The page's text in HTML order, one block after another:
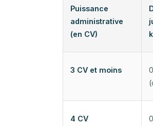
Puissance
administrative
(en CV)
3 CV et moins
4 CV